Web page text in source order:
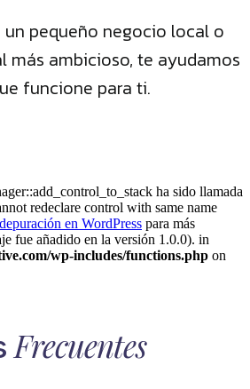
un pequeño negocio local o
más ambicioso, te ayudamos
funcione para ti.
ha sido llamada
redeclare control with same name
depuración en WordPress para más
fue añadido en la versión 1.0.0). in
wp-includes/functions.php on
Frecuentes